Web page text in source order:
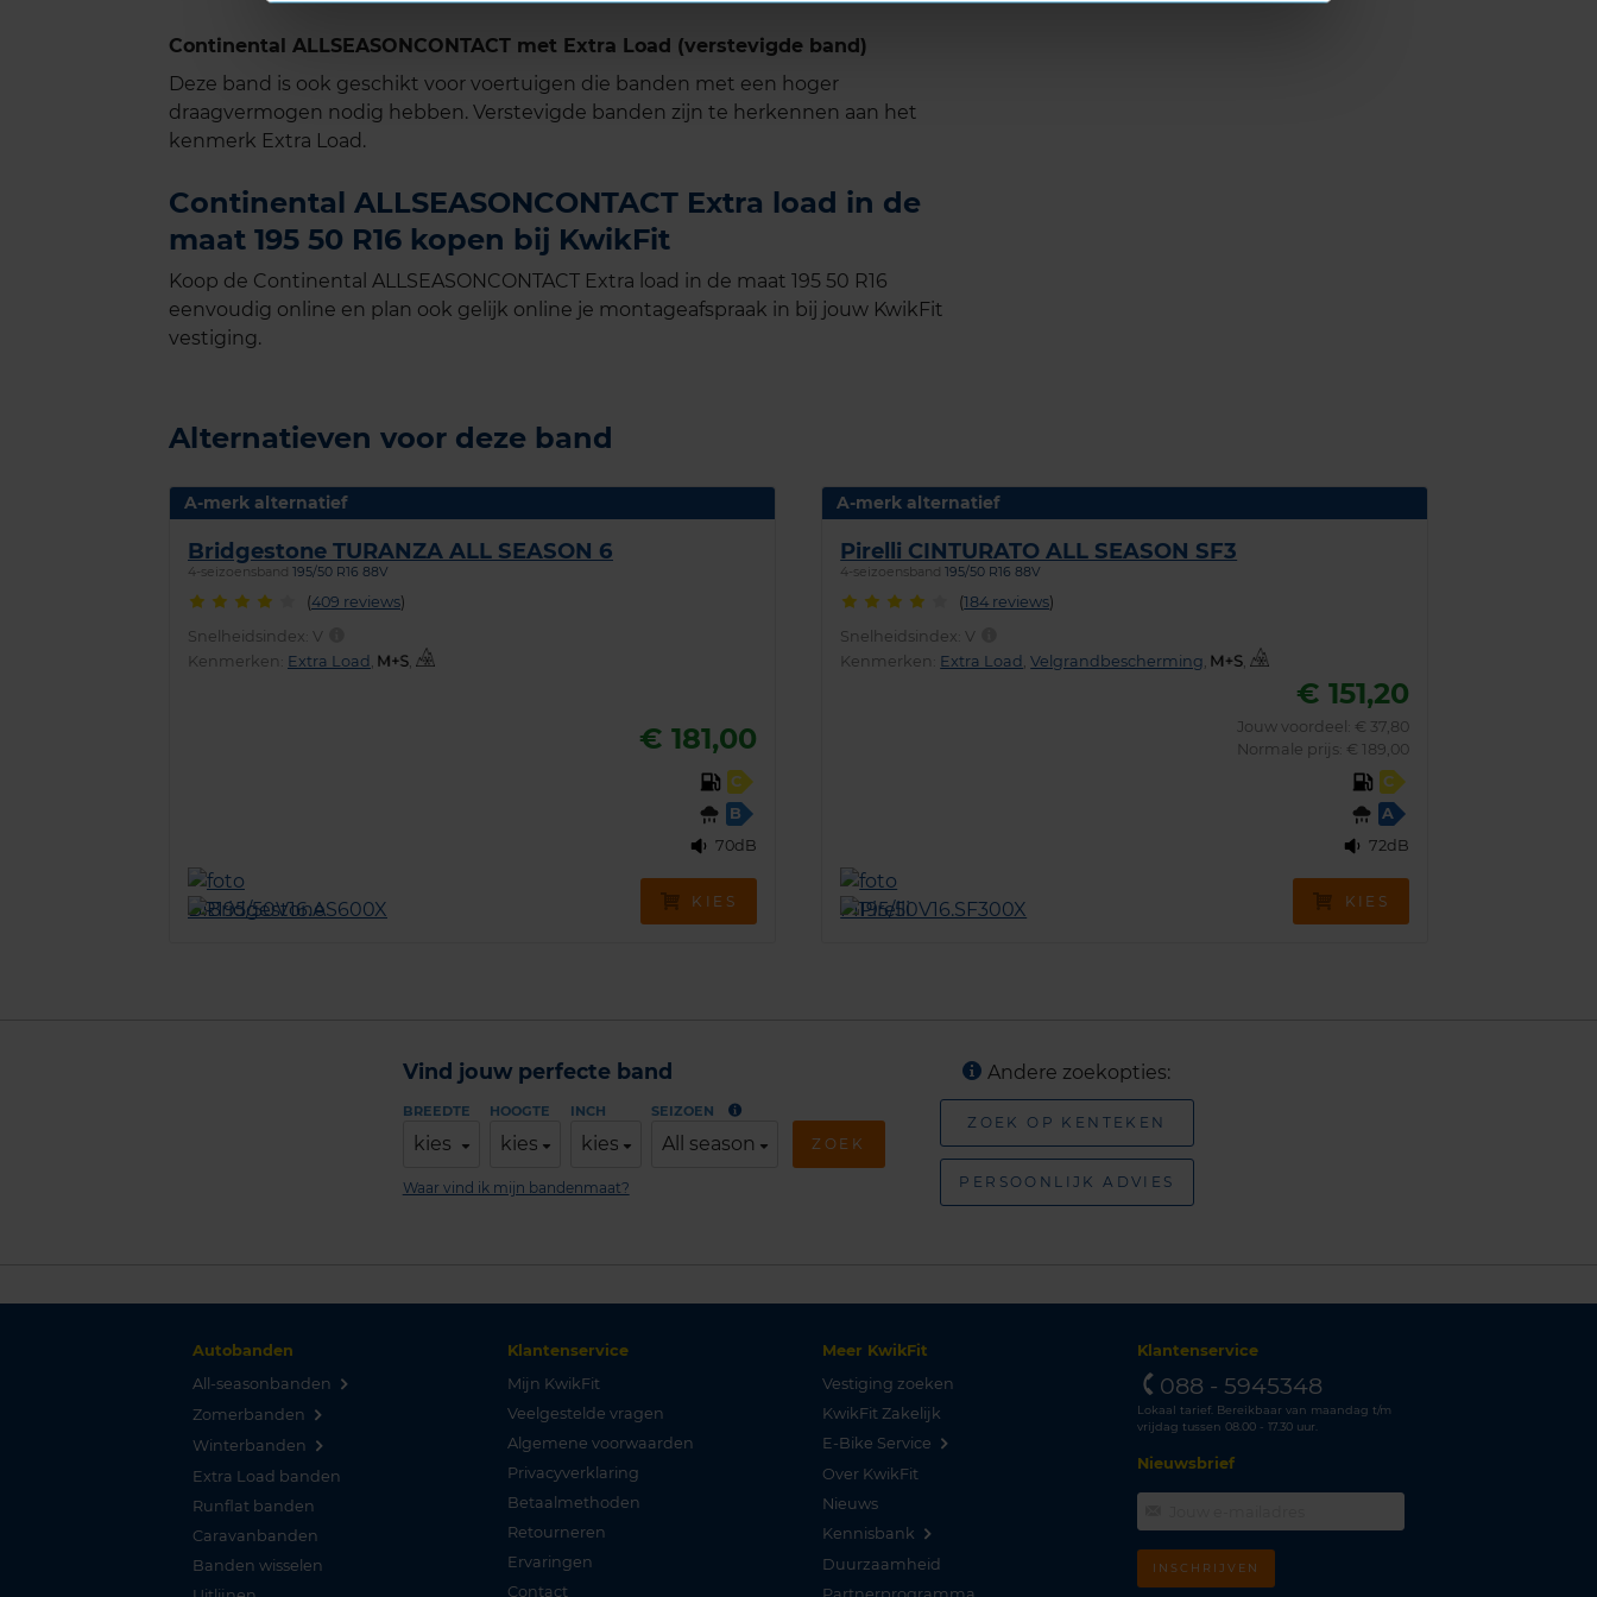
Continental ALLSEASONCONTACT met Extra Load (verstevigde band)
Deze band is ook geschikt voor voertuigen die banden met een hoger
draagvermogen nodig hebben. Verstevigde banden zijn te herkennen aan het
kenmerk Extra Load.
Continental ALLSEASONCONTACT Extra load in de
maat 195 50 R16 kopen bij KwikFit
Koop de Continental ALLSEASONCONTACT Extra load in de maat 195 50 R16
eenvoudig online en plan ook gelijk online je montageafspraak in bij jouw KwikFit
vestiging.
Alternatieven voor deze band
A-merk alternatief
Bridgestone TURANZA ALL SEASON 6
4-seizoensband 195/50 R16 88V
(409 reviews)
Snelheidsindex: V
Kenmerken: Extra Load ,
€ 181,00
C
B
70dB
KIES
A-merk alternatief
Pirelli CINTURATO ALL SEASON SF3
4-seizoensband 195/50 R16 88V
(184 reviews)
Snelheidsindex:V
Kenmerken: Extra Load ,Velgrandbescherming , ,
€ 151,20
Jouw voordeel: € 37,80
Normale prijs: € 189,00
C
A
72dB
KIES
Vind jouw perfecte band
BREEDTE
kies
HOOGTE
kies
INCH
kies
SEIZOEN
All season ZOEK
Waar vind ik mijn bandenmaat?
Andere zoekopties:
ZOEK OP KENTEKEN
PERSOONLIJK ADVIES
Autobanden
All-seasonbanden
Zomerbanden
Winterbanden
Extra Load banden
Runflat banden
Caravanbanden
Banden wisselen
Klantenservice
Mijn KwikFit
Veelgestelde vragen
Algemene voorwaarden
Privacyverklaring
Betaalmethoden
Retourneren
Ervaringen
Contact
Meer KwikFit
Vestiging zoeken
KwikFit Zakelijk
E-Bike Service
Over KwikFit
Nieuws
Kennisbank
Duurzaamheid
Klantenservice
088 - 5945348
Lokaal tarief. Bereikbaar van maandag t/m
vrijdag tussen 08.00 - 17.30 uur.
Nieuwsbrief
INSCHRIJVEN